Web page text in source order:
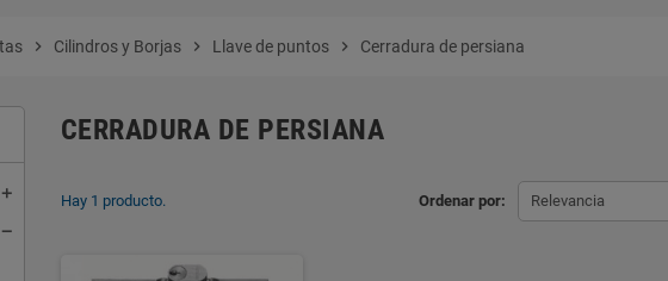
chevron_right Cilindros y Borjas chevron_right Llave de puntos chevron_right Cerradura de persiana
CERRADURA DE PERSIANA
Ordenar por: Relevancia
Hay 1 producto.